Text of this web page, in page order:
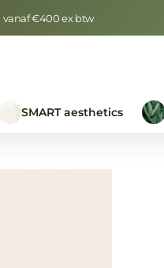
vanaf €400 ex btw
SMART aesthetics